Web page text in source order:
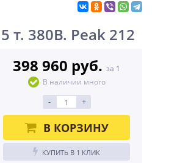
380В. Peak 212
398 960 руб. за 1
В наличии много
- +
В КОРЗИНУ
КУПИТЬ В 1 КЛИК